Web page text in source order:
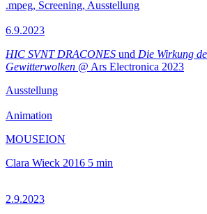
.mpeg, Screening, Ausstellung
6.9.2023
HIC SVNT DRACONES und Die Wirkung
Gewitterwolken @ Ars Electronica 2023
Ausstellung
Animation
MOUSEION
Clara Wieck 2016 5 min
2.9.2023